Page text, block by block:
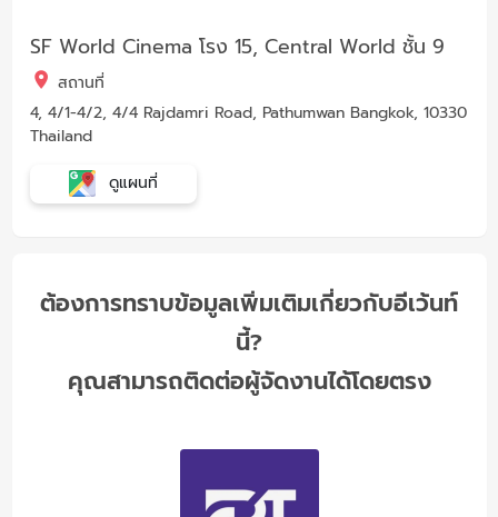
SF World Cinema โรง 15, Central World ชั้น 9
สถานที่
4, 4/1-4/2, 4/4 Rajdamri Road, Pathumwan Bangkok, 10330
Thailand
ดูแผนที่
ต้องการทราบข้อมูลเพิ่มเติมเกี่ยวกับอีเว้นท์
นี้?
คุณสามารถติดต่อผู้จัดงานได้โดยตรง